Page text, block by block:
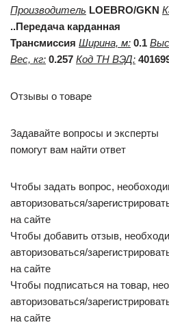
Производитель LOEBRO/GKN
..Передача карданная
Трансмиссия Ширина, м: 0.1
Вес, кг: 0.257 Код ТН ВЭД:
Отзывы о товаре
Задавайте вопросы и эксперты
помогут вам найти ответ
Чтобы задать вопрос,
авторизоваться/
на сайте
Чтобы добавить отзыв,
авторизоваться/
на сайте
Чтобы подписаться на товар,
авторизоваться/
на сайте